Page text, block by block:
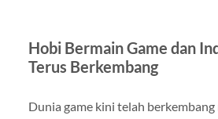
Hobi Bermain Game dan
Terus Berkembang
Dunia game kini telah